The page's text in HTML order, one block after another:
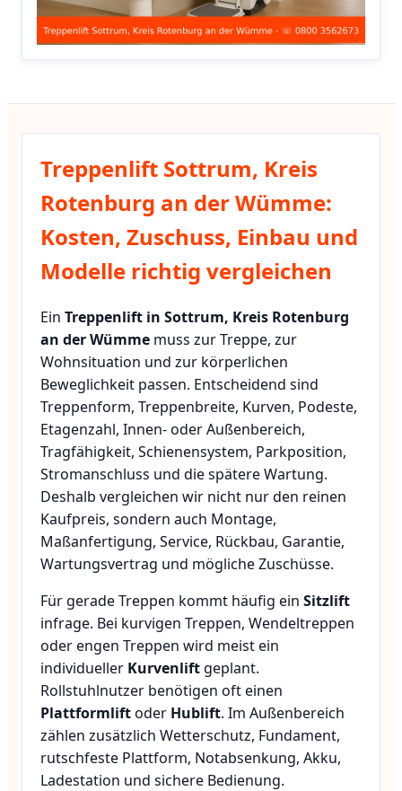
Treppenlift Sottrum, Kreis
Rotenburg an der Wümme:
Kosten, Zuschuss, Einbau und
Modelle richtig vergleichen
Ein Treppenlift in Sottrum, Kreis Rotenburg
an der Wümme muss zur Treppe, zur
Wohnsituation und zur körperlichen
Beweglichkeit passen. Entscheidend sind
Treppenform, Treppenbreite, Kurven, Podeste,
Etagenzahl, Innen- oder Außenbereich,
Tragfähigkeit, Schienensystem, Parkposition,
Stromanschluss und die spätere Wartung.
Deshalb vergleichen wir nicht nur den reinen
Kaufpreis, sondern auch Montage,
Maßanfertigung, Service, Rückbau, Garantie,
Wartungsvertrag und mögliche Zuschüsse.
Für gerade Treppen kommt häufig ein Sitzlift
infrage. Bei kurvigen Treppen, Wendeltreppen
oder engen Treppen wird meist ein
individueller Kurvenlift geplant.
Rollstuhlnutzer benötigen oft einen
Plattformliftoder Hublift. Im Außenbereich
zählen zusätzlich Wetterschutz, Fundament,
rutschfeste Plattform, Notabsenkung, Akku,
Ladestation und sichere Bedienung.